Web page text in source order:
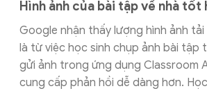
Hình ảnh của bài tập về nhà tốt
Google nhận thấy lượng hình ảnh
là từ việc học sinh chụp ảnh bài tập
gửi ảnh trong ứng dụng Classroom
cung cấp phản hồi dễ dàng hơn.